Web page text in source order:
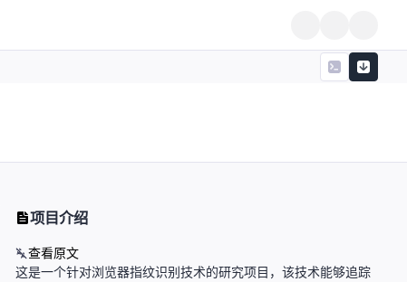
项目介绍
查看原文
这是一个针对浏览器指纹识别技术的研究项目，该技术能够追踪